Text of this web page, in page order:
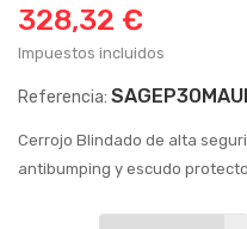
328,32 €
Impuestos incluidos
Referencia:
Cerrojo Blindado de alta
antibumping y escudo